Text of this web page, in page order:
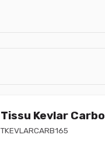
Tissu Kevlar
TKEVLARCARB165